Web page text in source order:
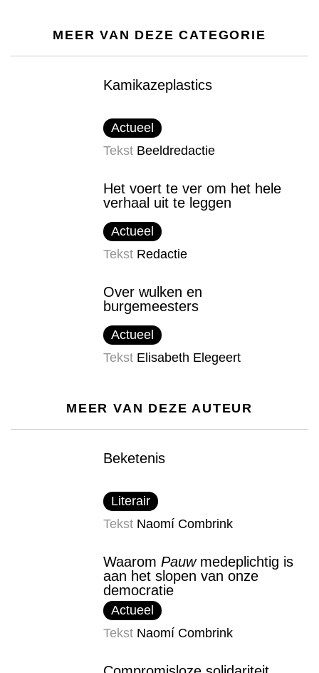
MEER VAN DEZE CATEGORIE
Kamikazeplastics
Actueel
Tekst Beeldredactie
Het voert te ver om het hele
verhaal uit te leggen
Actueel
Tekst Redactie
Over wulken en
burgemeesters
Actueel
Tekst Elisabeth Elegeert
MEER VAN DEZE AUTEUR
Beketenis
Literair
Tekst Naomí Combrink
Waarom Pauwmedeplichtig is
aan het slopen van onze
democratie
Actueel
Tekst Naomí Combrink